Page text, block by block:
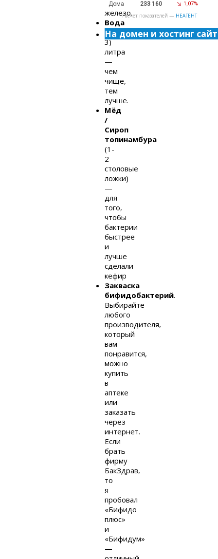
железо.
Вода
(2-
3)
литра
—
чем
чище,
тем
лучше.
Мёд
/
Сироп
топинамбура
(1-
2
столовые
ложки)
—
для
того,
чтобы
бактерии
быстрее
и
лучше
сделали
кефир
Закваска
бифидобактерий.
Выбирайте
любого
производителя,
который
вам
понравится,
можно
купить
в
аптеке
или
заказать
через
интернет.
Если
брать
фирму
БакЗдрав,
то
я
пробовал
«Бифидо
плюс»
и
«Бифидум»
—
Дома 233 160 1,07%
Расчет показателей — НЕАГЕНТ
На домен и хостинг